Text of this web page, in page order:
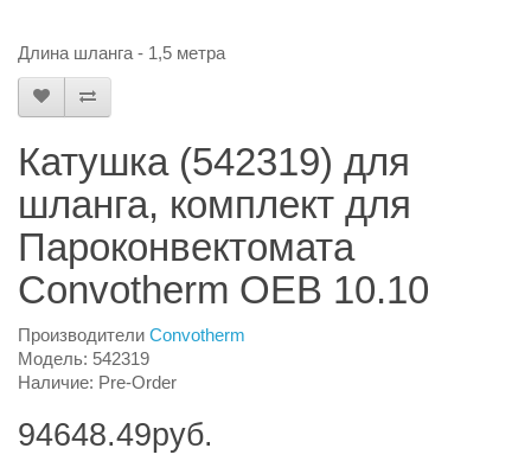
Длина шланга - 1,5 метра
Катушка (542319) для
шланга, комплект для
Пароконвектомата
Convotherm OEB 10.10
Производители Convotherm
Модель: 542319
Наличие: Pre-Order
94648.49руб.